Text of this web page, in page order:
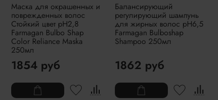
Маска для окрашенных и
поврежденных волос
Стойкий цвет pH2,8
Farmagan Bulbo Shap
Color Reliance Maska
250мл
1854 руб
Балансирующий
регулирующий шампунь
для жирных волос pH6,5
Farmagan Bulboshap
Shampoo 250мл
1862 руб